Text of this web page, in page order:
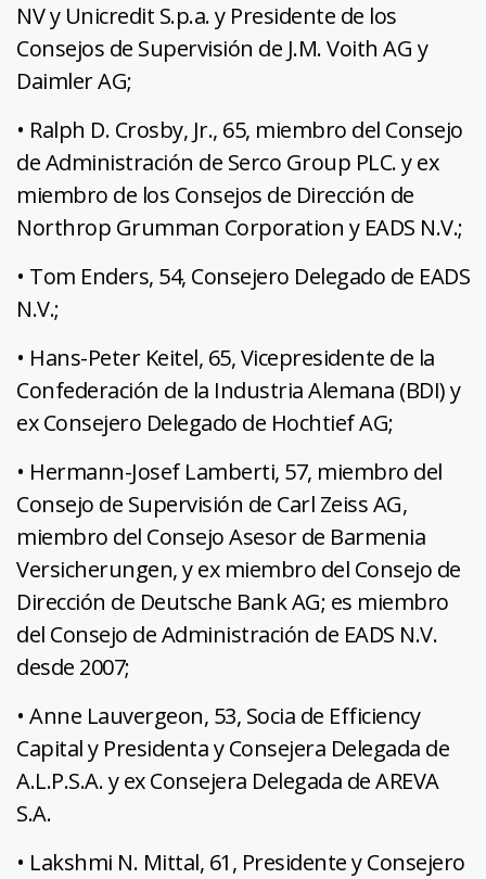
NV y Unicredit S.p.a. y Presidente de los
Consejos de Supervisión de J.M. Voith AG y
Daimler AG;
• Ralph D. Crosby, Jr., 65, miembro del Consejo
de Administración de Serco Group PLC. y ex
miembro de los Consejos de Dirección de
Northrop Grumman Corporation y EADS N.V.;
• Tom Enders, 54, Consejero Delegado de EADS
N.V.;
• Hans-Peter Keitel, 65, Vicepresidente de la
Confederación de la Industria Alemana (BDI) y
ex Consejero Delegado de Hochtief AG;
• Hermann-Josef Lamberti, 57, miembro del
Consejo de Supervisión de Carl Zeiss AG,
miembro del Consejo Asesor de Barmenia
Versicherungen, y ex miembro del Consejo de
Dirección de Deutsche Bank AG; es miembro
del Consejo de Administración de EADS N.V.
desde 2007;
• Anne Lauvergeon, 53, Socia de Efficiency
Capital y Presidenta y Consejera Delegada de
A.L.P.S.A. y ex Consejera Delegada de AREVA
S.A.
• Lakshmi N. Mittal, 61, Presidente y Consejero